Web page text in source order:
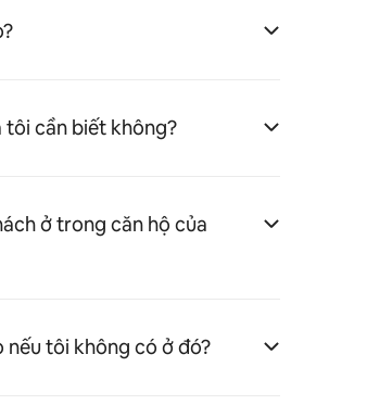
tôi cần biết không?
ở trong căn hộ của
nếu tôi không có ở đó?